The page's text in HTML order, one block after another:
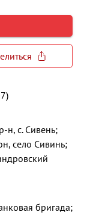
н, с. Сивень;
село Сивинь;
бригада;